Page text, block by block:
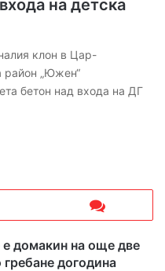
на детска
клон в Цар-
район „Южен“
бетон над входа на ДГ
домакин на още две
догодина